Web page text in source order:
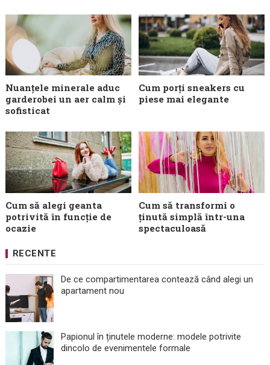
Nuanțele minerale aduc
garderobei un aer calm și
sofisticat
Cum porți sneakers cu
piese mai elegante
Cum să alegi geanta
potrivită în funcție de
ocazie
Cum să transformi o
ținută simplă într-una
spectaculoasă
RECENTE
De ce compartimentarea contează când alegi un
apartament nou
Papionul în ținutele moderne: modele potrivite
dincolo de evenimentele formale